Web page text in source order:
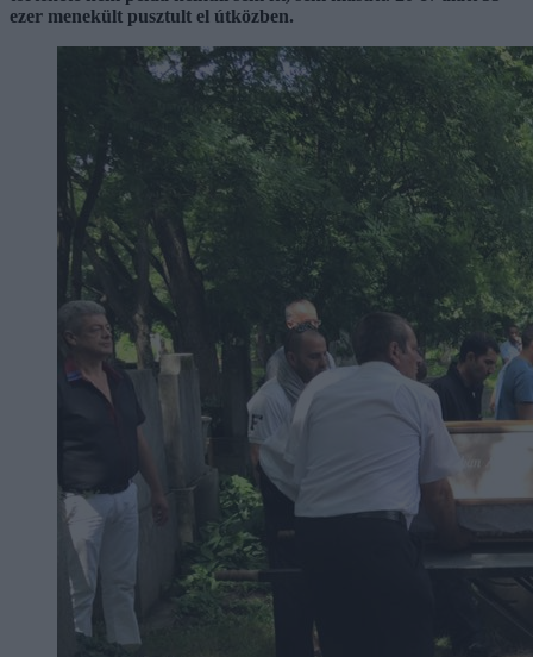
ezer menekült pusztult el útközben.